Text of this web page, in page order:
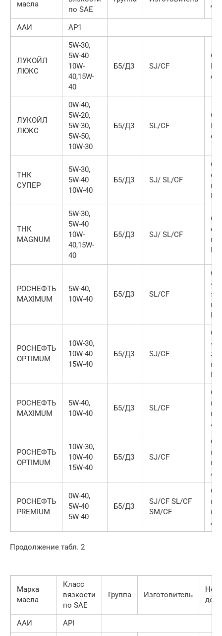
масла
по SAE
ААИ АР1
ЛУКОЙЛ
ЛЮКС
5W-30,
5W-40
10W-
40,15W-
40
Б5/Д3 SJ/CF
ЛУКОЙЛ
ЛЮКС
0W-40,
5W-20,
5W-30,
5W-50,
10W-30
Б5/Д3 SL/CF
ТНК
СУПЕР
5W-30,
5W-40
10W-40
Б5/Д3 SJ/ SL/CF
ТНК
MAGNUM
5W-30,
5W-40
10W-
40,15W-
40
Б5/Д3 SJ/ SL/CF
РОСНЕФТЬ
MAXIMUM
5W-40,
10W-40
Б5/Д3 SL/CF
РОСНЕФТЬ
OPTIMUM
10W-30,
10W-40
15W-40
Б5/Д3 SJ/CF
РОСНЕФТЬ
MAXIMUM
5W-40,
10W-40
Б5/Д3 SL/CF
РОСНЕФТЬ
OPTIMUM
10W-30,
10W-40
15W-40
Б5/Д3 SJ/CF
РОСНЕФТЬ
PREMIUM
0W-40,
5W-40
5W-40
Б5/Д3
SJ/CF SL/CF
SM/CF
Продолжение табл. 2
Марка
масла
Класс
вязкости
по SAE
Группа Изготовитель
ААИ
АPI